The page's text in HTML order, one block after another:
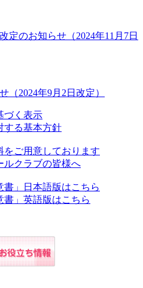
定のお知らせ（2024年11月7日
（2024年9月2日改定）
づく表示
する基本方針
をご用意しております
ルクラブの皆様へ
書」日本語版はこちら
書」英語版はこちら